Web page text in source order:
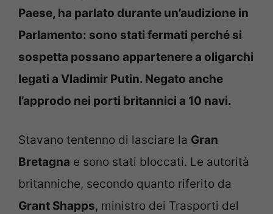
Paese, ha parlato durante un’audizione in
Parlamento: sono stati fermati perché si
sospetta possano appartenere a oligarchi
legati a Vladimir Putin. Negato anche
l’approdo nei porti britannici a 10 navi.
Stavano tentenno di lasciare la Gran
Bretagna e sono stati bloccati. Le autorità
britanniche, secondo quanto riferito da
Grant Shapps, ministro dei Trasporti del